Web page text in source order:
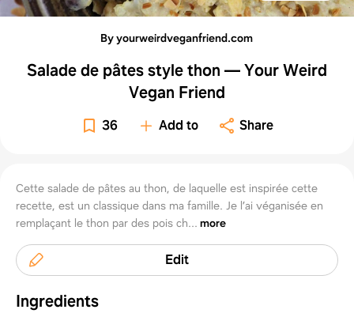
By yourweirdveganfriend.com
Salade de pâtes style thon — Your Weird
Vegan Friend
36 Add to Share
Cette salade de pâtes au thon, de laquelle est inspirée cette
recette, est un classique dans ma famille. Je l’ai véganisée en
remplaçant le thon par des pois ch... more
Edit
Ingredients